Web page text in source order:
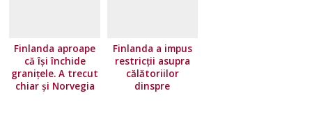
Finlanda aproape
că își închide
granițele. A trecut
chiar și Norvegia
Finlanda a impus
restricţii asupra
călătoriilor
dinspre